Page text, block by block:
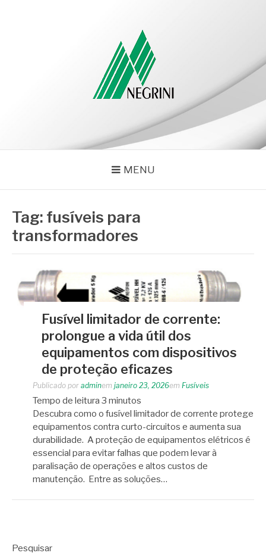
MENU
Tag: fusíveis para
transformadores
Fusível limitador de corrente:
prolongue a vida útil dos
equipamentos com dispositivos
de proteção eficazes
Publicado por adminem janeiro 23, 2026em Fusíveis
Tempo de leitura 3 minutos
Descubra como o fusível limitador de corrente protege
equipamentos contra curto-circuitos e aumenta sua
durabilidade. A proteção de equipamentos elétricos é
essencial para evitar falhas que podem levar à
paralisação de operações e altos custos de
manutenção. Entre as soluções…
Pesquisar